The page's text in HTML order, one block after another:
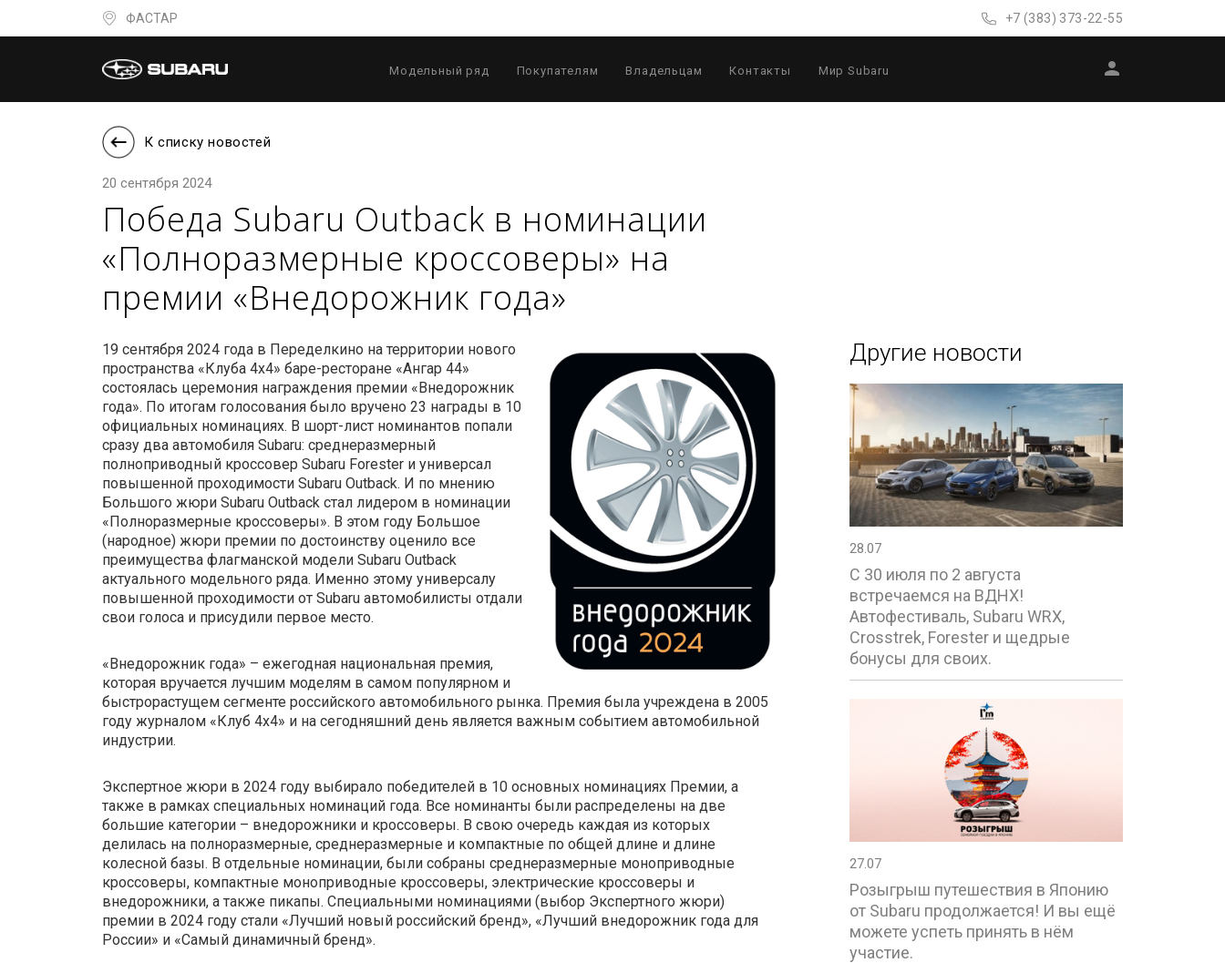
ФАСТАР +7 (383) 373-22-55
Модельный ряд Покупателям Владельцам Контакты Мир Subaru
К списку новостей
20 сентября 2024
Победа Subaru Outback в номинации
«Полноразмерные кроссоверы» на
премии «Внедорожник года»
19 сентября 2024 года в Переделкино на территории нового
пространства «Клуба 4х4» баре-ресторане «Ангар 44»
состоялась церемония награждения премии «Внедорожник
года». По итогам голосования было вручено 23 награды в 10
официальных номинациях. В шорт-лист номинантов попали
сразу два автомобиля Subaru: среднеразмерный
полноприводный кроссовер Subaru Forester и универсал
повышенной проходимости Subaru Outback. И по мнению
Большого жюри Subaru Outback стал лидером в номинации
«Полноразмерные кроссоверы». В этом году Большое
(народное) жюри премии по достоинству оценило все
преимущества флагманской модели Subaru Outback
актуального модельного ряда. Именно этому универсалу
повышенной проходимости от Subaru автомобилисты отдали
свои голоса и присудили первое место.
«Внедорожник года» – ежегодная национальная премия,
которая вручается лучшим моделям в самом популярном и
быстрорастущем сегменте российского автомобильного рынка. Премия была учреждена в 2005
году журналом «Клуб 4х4» и на сегодняшний день является важным событием автомобильной
индустрии.
Экспертное жюри в 2024 году выбирало победителей в 10 основных номинациях Премии, а
также в рамках специальных номинаций года. Все номинанты были распределены на две
большие категории – внедорожники и кроссоверы. В свою очередь каждая из которых
делилась на полноразмерные, среднеразмерные и компактные по общей длине и длине
колесной базы. В отдельные номинации, были собраны среднеразмерные моноприводные
кроссоверы, компактные моноприводные кроссоверы, электрические кроссоверы и
внедорожники, а также пикапы. Специальными номинациями (выбор Экспертного жюри)
премии в 2024 году стали «Лучший новый российский бренд», «Лучший внедорожник года для
России» и «Самый динамичный бренд».
Другие новости
28.07
С 30 июля по 2 августа
встречаемся на ВДНХ!
Автофестиваль, Subaru WRX,
Crosstrek, Forester и щедрые
бонусы для своих.
27.07
Розыгрыш путешествия в Японию
от Subaru продолжается! И вы ещё
можете успеть принять в нём
участие.